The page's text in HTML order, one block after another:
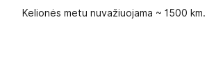
Kelionės metu nuvažiuojama ~ 1500 km.